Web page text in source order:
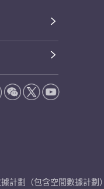
計劃（包含空間數據計劃）